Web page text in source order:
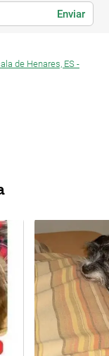
Enviar
de Henares, ES -